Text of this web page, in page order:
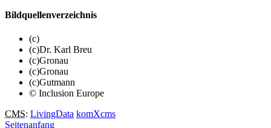
Bildquellenverzeichnis
(c)
(c)Dr. Karl Breu
(c)Gronau
(c)Gronau
(c)Gutmann
© Inclusion Europe
CMS: LivingData komXcms
Seitenanfang